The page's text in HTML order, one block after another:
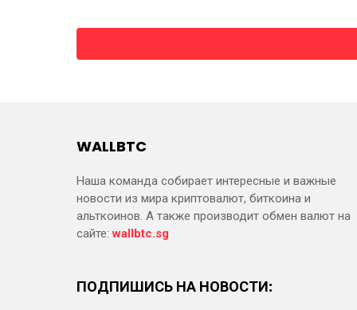
WALLBTC
Наша команда собирает интересные и важные
новости из мира криптовалют, биткоина и
альткоинов. А также производит обмен валют на
сайте:wallbtc.sg
ПОДПИШИСЬ НА НОВОСТИ: